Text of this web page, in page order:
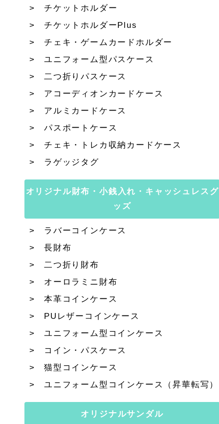
チケットホルダー
チケットホルダーPlus
チェキ・ゲームカードホルダー
ユニフォーム型パスケース
二つ折りパスケース
アコーディオンカードケース
アルミカードケース
パスポートケース
チェキ・トレカ収納カードケース
ラゲッジタグ
オリジナル財布・小銭入れ・キャッシュレスグ
ッズ
ラバーコインケース
長財布
二つ折り財布
オーロラミニ財布
本革コインケース
PUレザーコインケース
ユニフォーム型コインケース
コイン・パスケース
猫型コインケース
ユニフォーム型コインケース（昇華転写）
オリジナルサンダル